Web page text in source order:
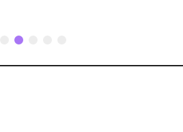
1 2